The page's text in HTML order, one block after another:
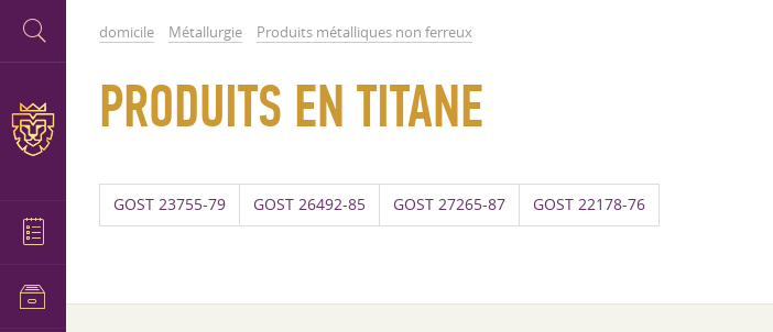
domicile Métallurgie Produits métalliques non ferreux
PRODUITS EN TITANE
GOST 23755-79 GOST 26492-85 GOST 27265-87 GOST 22178-76